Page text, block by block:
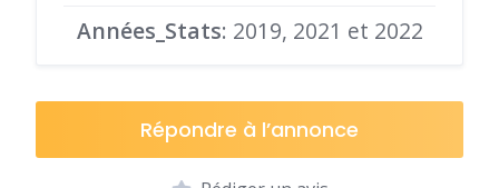
Années_Stats: 2019, 2021 et 2022
Répondre à l’annonce